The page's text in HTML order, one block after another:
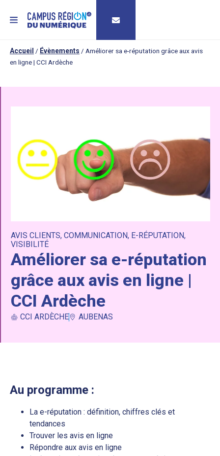
MENU
Accueil / Évènements / Améliorer sa e-réputation grâce aux avis
en ligne | CCI Ardèche
AVIS CLIENTS, COMMUNICATION, E-RÉPUTATION,
VISIBILITÉ
Améliorer sa e-réputation
grâce aux avis en ligne |
CCI Ardèche
CCI ARDÈCHE AUBENAS
Au programme :
La e-réputation : définition, chiffres clés et
tendances
Trouver les avis en ligne
Répondre aux avis en ligne